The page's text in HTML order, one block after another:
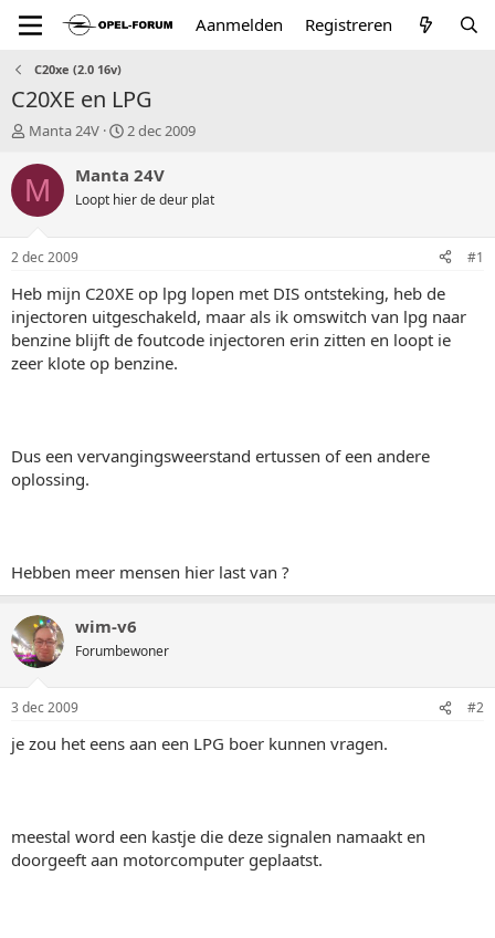
Aanmelden Registreren
C20xe (2.0 16v)
C20XE en LPG
T
p
i
t
a
r
t
e
r
Manta 24V
S
a
t
u
2 dec 2009
M Manta 24V
Loopt hier de deur plat
2 dec 2009 #1
Heb mijn C20XE op lpg lopen met DIS ontsteking, heb de
injectoren uitgeschakeld, maar als ik omswitch van lpg naar
benzine blijft de foutcode injectoren erin zitten en loopt ie
zeer klote op benzine.
Dus een vervangingsweerstand ertussen of een andere
oplossing.
Hebben meer mensen hier last van ?
wim-v6
Forumbewoner
3 dec 2009 #2
je zou het eens aan een LPG boer kunnen vragen.
meestal word een kastje die deze signalen namaakt en
doorgeeft aan motorcomputer geplaatst.